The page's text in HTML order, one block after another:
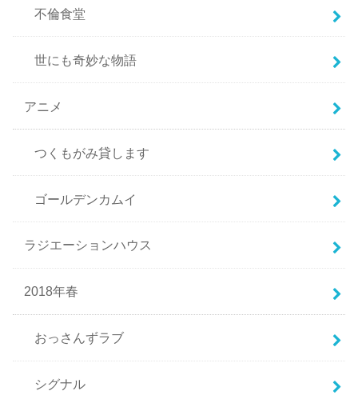
不倫食堂
世にも奇妙な物語
アニメ
つくもがみ貸します
ゴールデンカムイ
ラジエーションハウス
2018年春
おっさんずラブ
シグナル